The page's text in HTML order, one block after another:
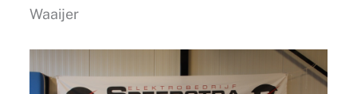
Waaijer